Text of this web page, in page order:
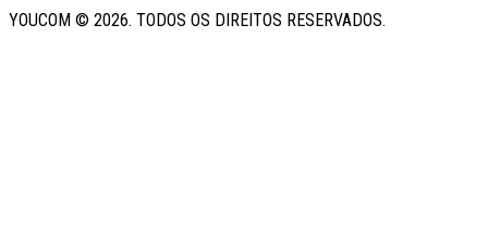
YOUCOM © 2026. TODOS OS DIREITOS RESERVADOS.